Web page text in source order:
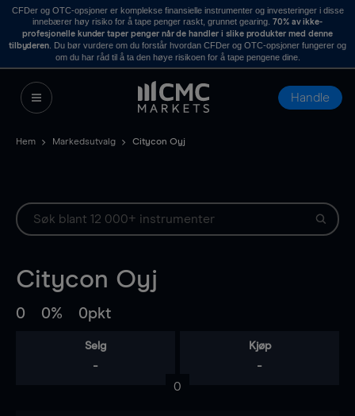
CFDer og OTC-opsjoner er komplekse finansielle instrumenter og investeringer i disse
innebærer høy risiko for å tape penger raskt, grunnet gearing. 70% av ikke-
profesjonelle kunder taper penger når de handler i slike produkter med denne
tilbyderen . Du bør vurdere om du forstår hvordan CFDer og OTC-opsjoner fungerer og
om du har råd til å ta den høye risikoen for å tape pengene dine.
Handle
Hem Markedsutvalg Citycon Oyj
Citycon Oyj
0 0% 0pkt
Selg
-
Kjøp
-
0